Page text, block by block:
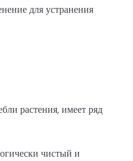
растения, имеет ряд
чистый и